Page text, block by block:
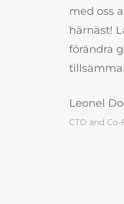
med oss
härnäst!
förändra
Leonel
CTO and